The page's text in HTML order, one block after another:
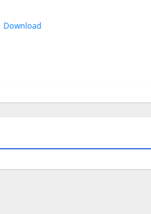
Download